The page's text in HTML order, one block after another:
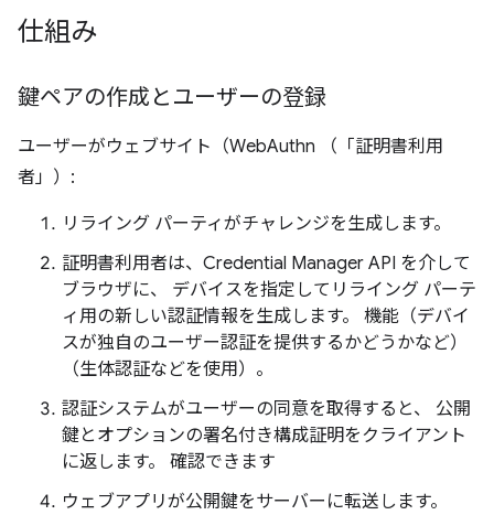
仕組み
鍵ペアの作成とユーザーの登録
ユーザーがウェブサイト（WebAuthn （「証明書利用
者」）:
リライング パーティがチャレンジを生成します。
証明書利用者は、Credential Manager API を介して
ブラウザに、 デバイスを指定してリライング パーテ
ィ用の新しい認証情報を生成します。 機能（デバイ
スが独自のユーザー認証を提供するかどうかなど）
（生体認証などを使用）。
認証システムがユーザーの同意を取得すると、 公開
鍵とオプションの署名付き構成証明をクライアント
に返します。 確認できます
ウェブアプリが公開鍵をサーバーに転送します。